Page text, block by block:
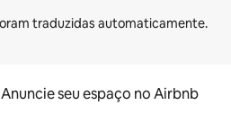
Anuncie seu espaço no Airbnb